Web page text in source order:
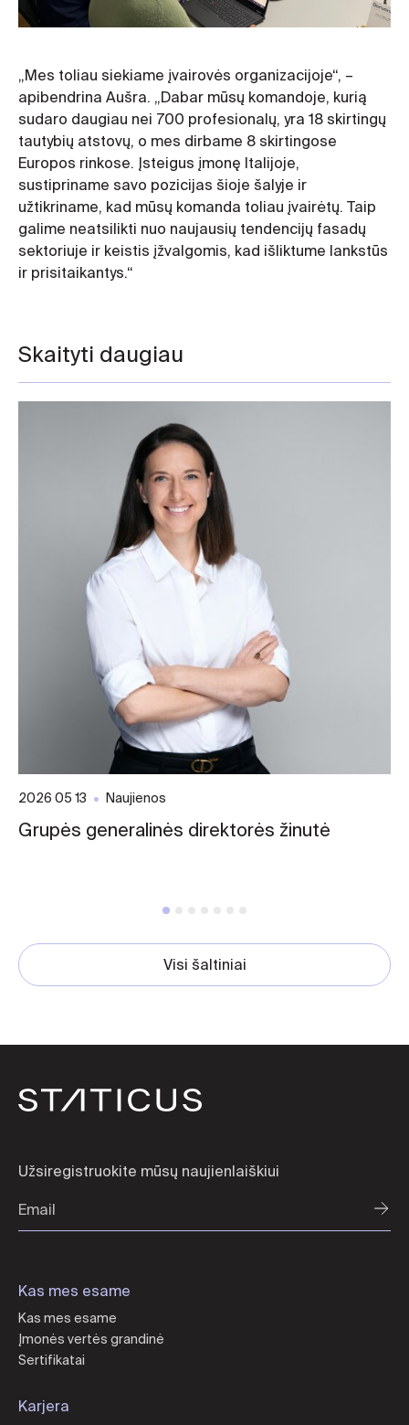
„Mes toliau siekiame įvairovės organizacijoje“, –
apibendrina Aušra. „Dabar mūsų komandoje, kurią
sudaro daugiau nei 700 profesionalų, yra 18 skirtingų
tautybių atstovų, o mes dirbame 8 skirtingose
Europos rinkose. Įsteigus įmonę Italijoje,
sustipriname savo pozicijas šioje šalyje ir
užtikriname, kad mūsų komanda toliau įvairėtų. Taip
galime neatsilikti nuo naujausių tendencijų fasadų
sektoriuje ir keistis įžvalgomis, kad išliktume lankstūs
ir prisitaikantys.“
Skaityti daugiau
2026 05 13 Naujienos
Grupės generalinės direktorės žinutė
Visi šaltiniai
Užsiregistruokite mūsų naujienlaiškiui
Kas mes esame
Kas mes esame
Įmonės vertės grandinė
Sertifikatai
Karjera